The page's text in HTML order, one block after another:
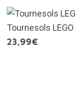
Tournesols LEGO
23,99€